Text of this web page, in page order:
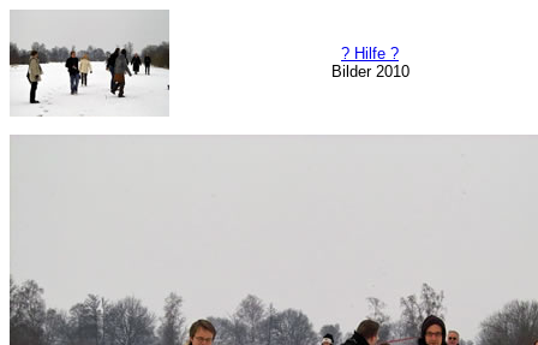
? Hilfe ?
Bilder 2010